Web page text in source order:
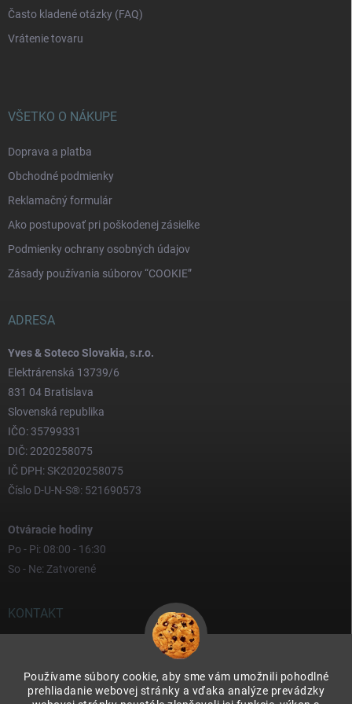
Používame súbory cookie, aby sme vám umožnili pohodlné
prehliadanie webovej stránky a vďaka analýze prevádzky
Často kladené otázky (FAQ)
Vrátenie tovaru
VŠETKO O NÁKUPE
Doprava a platba
Obchodné podmienky
Reklamačný formulár
Ako postupovať pri poškodenej zásielke
Podmienky ochrany osobných údajov
Zásady používania súborov “COOKIE”
ADRESA
Yves & Soteco Slovakia, s.r.o.
Elektrárenská 13739/6
831 04 Bratislava
Slovenská republika
IČO: 35799331
DIČ: 2020258075
IČ DPH: SK2020258075
Číslo D-U-N-S®: 521690573
Otváracie hodiny
Po - Pi: 08:00 - 16:30
So - Ne: Zatvorené
KONTAKT
0917 000 000